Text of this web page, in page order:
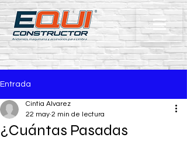
Entrada
¿Cuántas Pasadas
Cintia Alvarez
22 may 2 min de lectura